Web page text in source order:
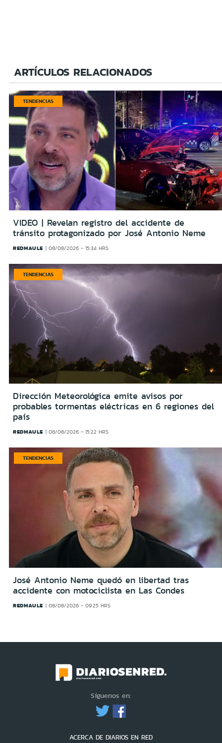
ARTÍCULOS RELACIONADOS
TENDENCIAS
VIDEO | Revelan registro del accidente de
tránsito protagonizado por José Antonio Neme
REDMAULE 08/08/2026 - 15:34 HRS
TENDENCIAS
Dirección Meteorológica emite avisos por
probables tormentas eléctricas en 6 regiones del
país
REDMAULE 08/08/2026 - 15:22 HRS
TENDENCIAS
José Antonio Neme quedó en libertad tras
accidente con motociclista en Las Condes
REDMAULE 08/08/2026 - 09:25 HRS
Síguenos en:
ACERCA DE DIARIOS EN RED